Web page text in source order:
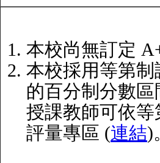
本校尚無訂定
本校採用等第
的百分制分數
授課教師可依
評量專區 (連結)